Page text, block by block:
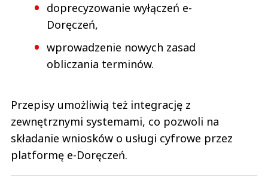
doprecyzowanie wyłączeń e-
Doręczeń,
wprowadzenie nowych zasad
obliczania terminów.
Przepisy umożliwią też integrację z
zewnętrznymi systemami, co pozwoli na
składanie wniosków o usługi cyfrowe przez
platformę e-Doręczeń.